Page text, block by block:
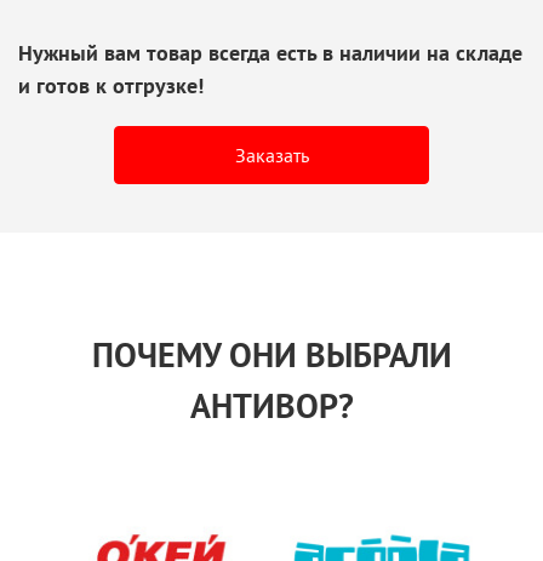
Нужный вам товар всегда есть в наличии на складе
и готов к отгрузке!
Заказать
ПОЧЕМУ ОНИ ВЫБРАЛИ
АНТИВОР?